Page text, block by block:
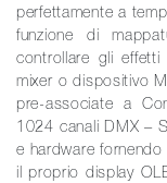
perfettamente a
funzione di
controllare gli
mixer o dispositivo
pre-associate a
1024 canali DMX –
e hardware
il proprio display